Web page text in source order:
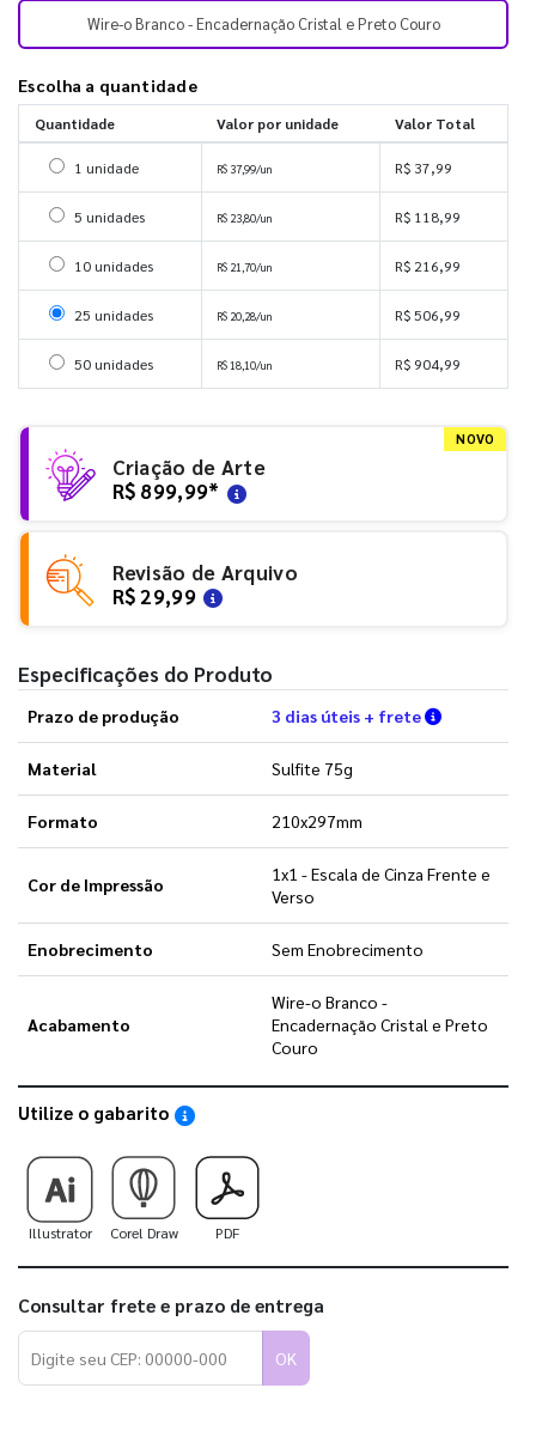
Wire-o Branco - Encadernação Cristal e Preto Couro
Escolha a quantidade
Quantidade Valor por unidade Valor Total
Selecionar 1 unidade
1 unidade R$ 37,99/un R$ 37,99
Selecionar 5 unidades
5 unidades R$ 23,80/un R$ 118,99
Selecionar 10 unidades
10 unidades R$ 21,70/un R$ 216,99
Selecionar 25 unidades
25 unidades R$ 20,28/un R$ 506,99
Selecionar 50 unidades
50 unidades R$ 18,10/un R$ 904,99
NOVO
Criação de Arte
R$ 899,99*
Revisão de Arquivo
R$ 29,99
Especificações do Produto
Prazo de produção 3 dias úteis + frete Verifique
Material Sulfite 75g
Formato 210x297mm
Cor de Impressão
1x1 - Escala de Cinza Frente e
Verso
Enobrecimento Sem Enobrecimento
Acabamento
Wire-o Branco -
Encadernação Cristal e Preto
Couro
Utilize o gabarito Saiba como utilizar os nossos gabaritos
Illustrator Corel Draw PDF
Consultar frete e prazo de entrega
OK